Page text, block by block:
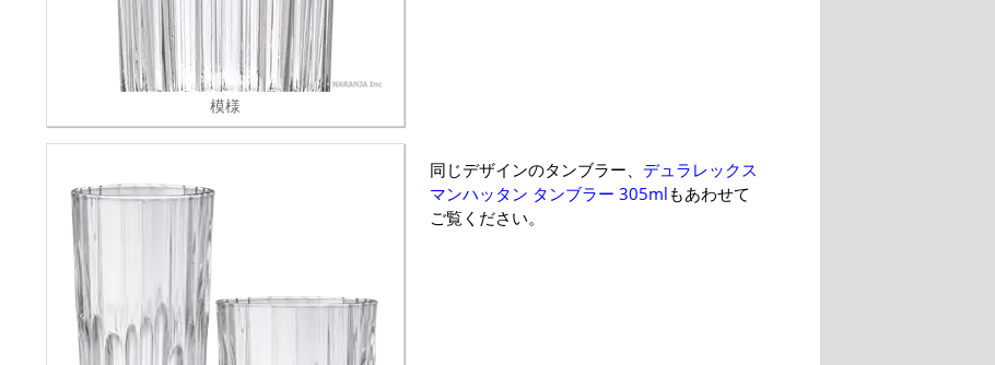
模様
同じデザインのタンブラー、 デュラレックス
マンハッタン タンブラー 305mlもあわせて
ご覧ください。